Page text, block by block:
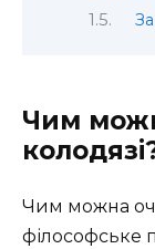
Чим
Чим можна
філософське